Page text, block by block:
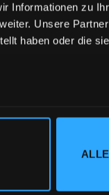
Informationen zu
Unsere
haben oder die
vor allem
Masstabellen
Umtausch